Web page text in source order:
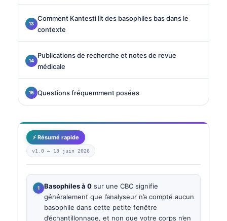
Comment Kantesti lit des basophiles bas dans le
contexte
Publications de recherche et notes de revue
médicale
Questions fréquemment posées
⚡ Résumé rapide
v1.0 — 13 juin 2026
Basophiles à 0 sur une CBC signifie
généralement que l’analyseur n’a compté aucun
basophile dans cette petite fenêtre
d’échantillonnage, et non que votre corps n’en